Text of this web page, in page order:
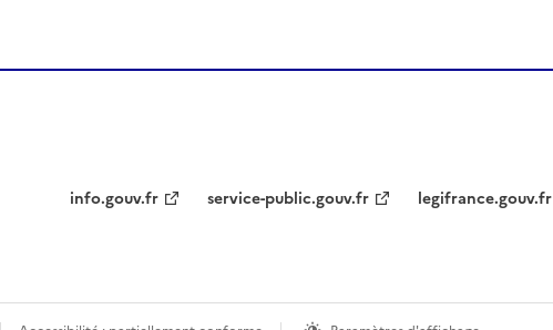
info.gouv.fr service-public.gouv.fr legifrance.gouv.fr